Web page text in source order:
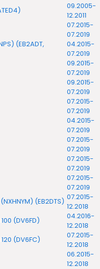
09.2005-
12.2011
07.2015-
07.2019
(EB2ADT,
04.2015-
07.2019
09.2015-
07.2019
09.2015-
07.2019
07.2015-
07.2019
04.2015-
07.2019
07.2015-
07.2019
07.2015-
07.2019
07.2015-
07.2019
(EB2DTS) 07.2015-
12.2018
(DV6FD)
04.2016-
12.2018
(DV6FC)
07.2015-
12.2018
06.2015-
12.2018